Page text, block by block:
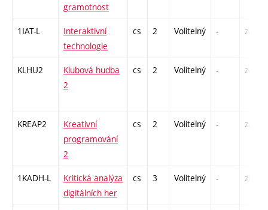
gramotnost
1IAT-L
Interaktivní
technologie
cs 2 Volitelný - zá
KLHU2
Klubová hudba
2
cs 2 Volitelný - zá
KREAP2
Kreativní
programování
2
cs 2 Volitelný - zá
1KADH-L
Kritická analýza
digitálních her
cs 3 Volitelný - zk